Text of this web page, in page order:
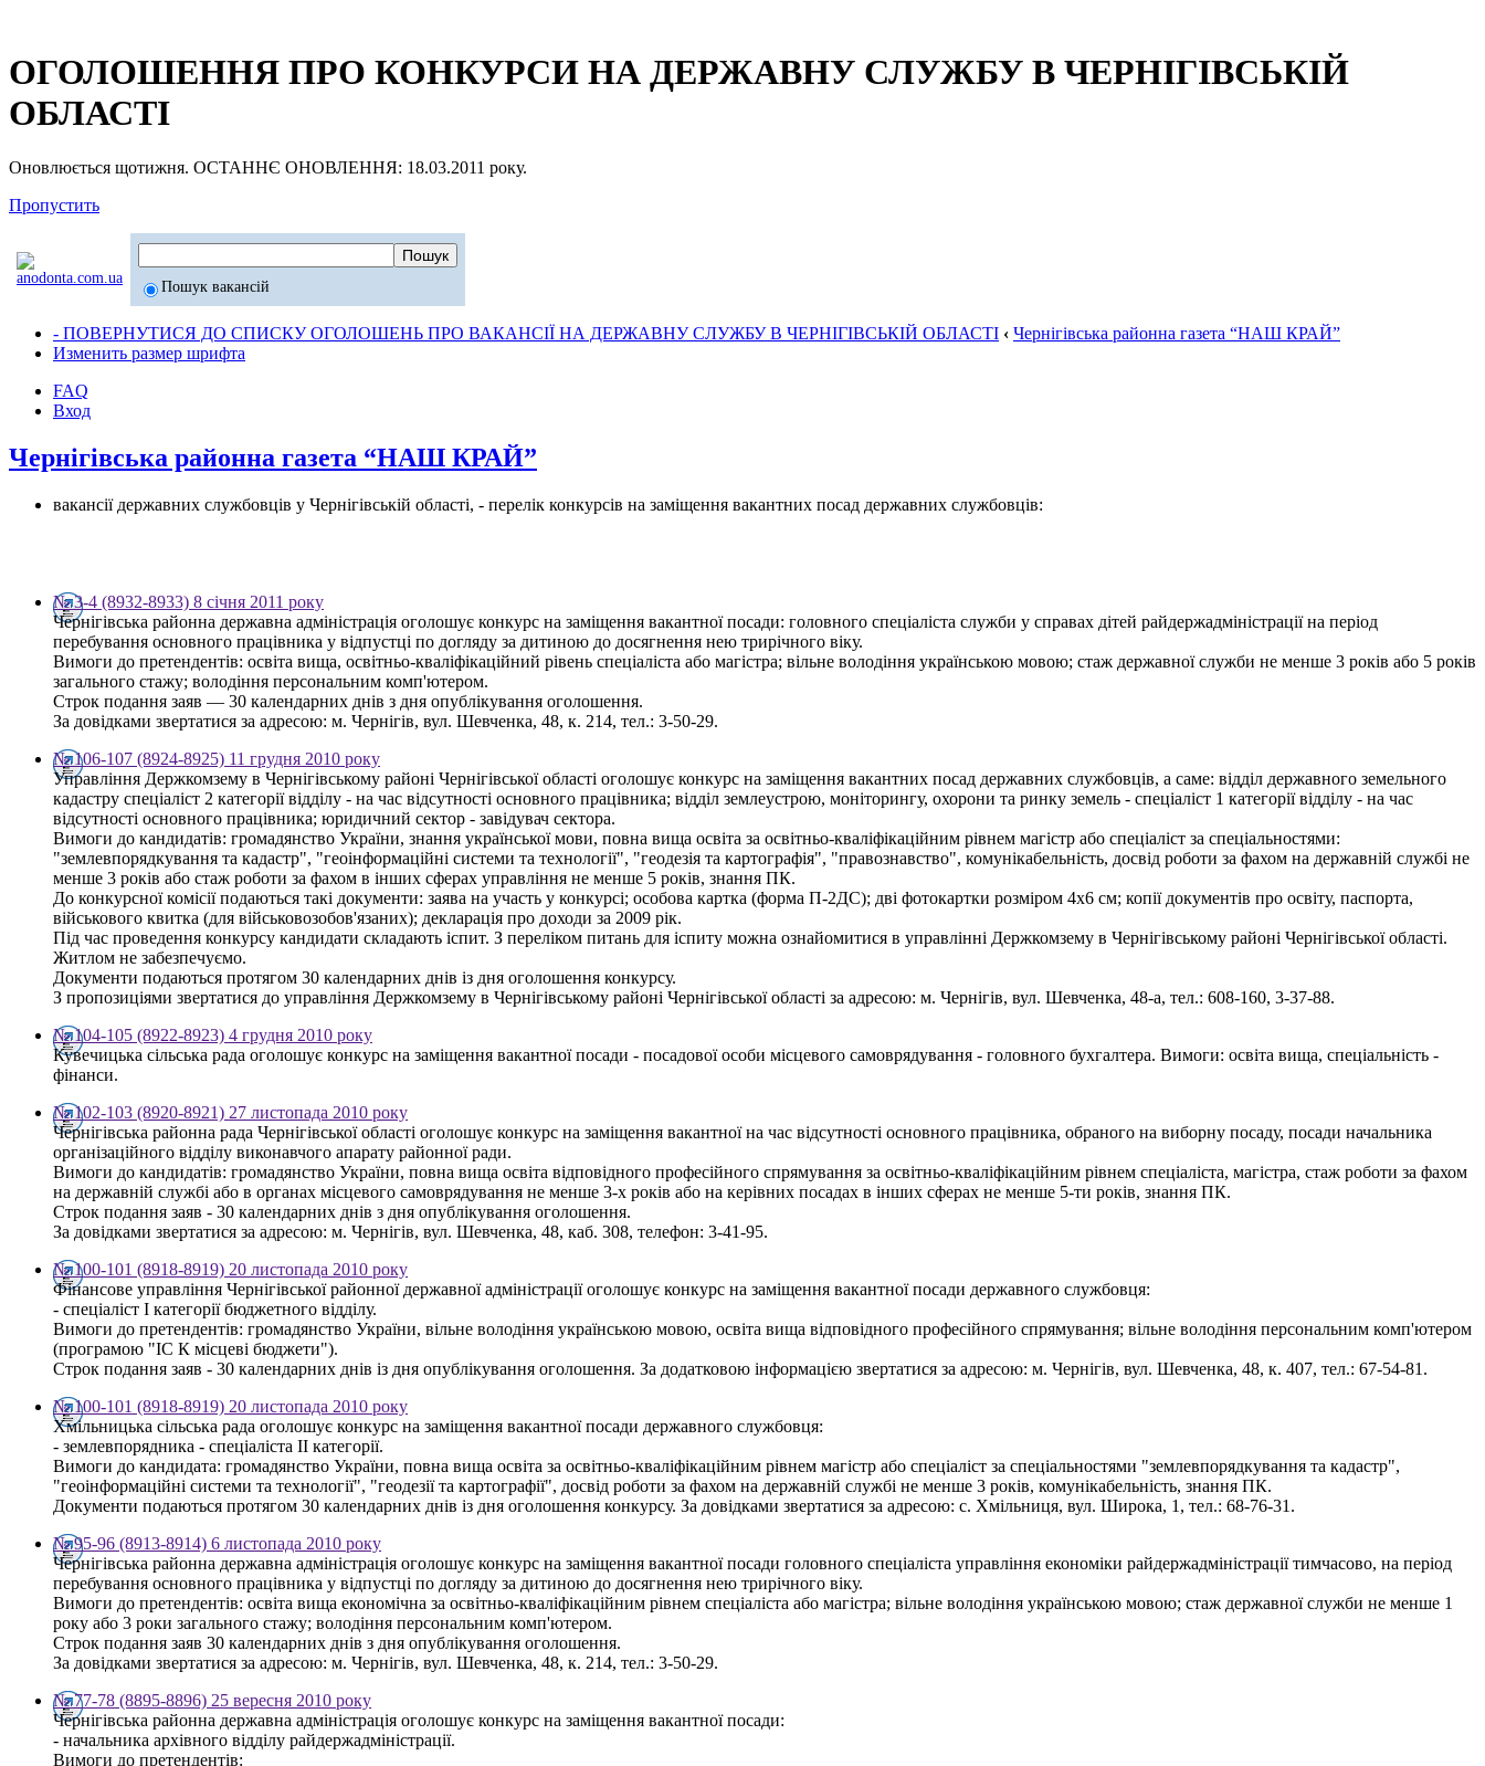
ОГОЛОШЕННЯ ПРО КОНКУРСИ НА ДЕРЖАВНУ СЛУЖБУ В ЧЕРНІГІВСЬКІЙ
ОБЛАСТІ
Оновлюється щотижня. ОСТАННЄ ОНОВЛЕННЯ: 18.03.2011 року.
Пропустить
Пошук вакансій
- ПОВЕРНУТИСЯ ДО СПИСКУ ОГОЛОШЕНЬ ПРО ВАКАНСІЇ НА ДЕРЖАВНУ СЛУЖБУ В ЧЕРНІГІВСЬКІЙ ОБЛАСТІ ‹ Чернігівська районна газета “НАШ КРАЙ”
Изменить размер шрифта
FAQ
Вход
Чернігівська районна газета “НАШ КРАЙ”
вакансії державних службовців у Чернігівській області, - перелік конкурсів на заміщення вакантних посад державних службовців:
№ 3-4 (8932-8933) 8 січня 2011 року
Чернігівська районна державна адміністрація оголошує конкурс на заміщення вакантної посади: головного спеціаліста служби у справах дітей райдержадміністрації на період
перебування основного працівника у відпустці по догляду за дитиною до досягнення нею трирічного віку.
Вимоги до претендентів: освіта вища, освітньо-кваліфікаційний рівень спеціаліста або магістра; вільне володіння українською мовою; стаж державної служби не менше 3 років або 5 років
загального стажу; володіння персональним комп'ютером.
Строк подання заяв — 30 календарних днів з дня опублікування оголошення.
За довідками звертатися за адресою: м. Чернігів, вул. Шевченка, 48, к. 214, тел.: 3-50-29.
№ 106-107 (8924-8925) 11 грудня 2010 року
Управління Держкомзему в Чернігівському районі Чернігівської області оголошує конкурс на заміщення вакантних посад державних службовців, а саме: відділ державного земельного
кадастру спеціаліст 2 категорії відділу - на час відсутності основного працівника; відділ землеустрою, моніторингу, охорони та ринку земель - спеціаліст 1 категорії відділу - на час
відсутності основного працівника; юридичний сектор - завідувач сектора.
Вимоги до кандидатів: громадянство України, знання української мови, повна вища освіта за освітньо-кваліфікаційним рівнем магістр або спеціаліст за спеціальностями:
"землевпорядкування та кадастр", "геоінформаційні системи та технології", "геодезія та картографія", "правознавство", комунікабельність, досвід роботи за фахом на державній службі не
менше 3 років або стаж роботи за фахом в інших сферах управління не менше 5 років, знання ПК.
До конкурсної комісії подаються такі документи: заява на участь у конкурсі; особова картка (форма П-2ДС); дві фотокартки розміром 4х6 см; копії документів про освіту, паспорта,
військового квитка (для військовозобов'язаних); декларація про доходи за 2009 рік.
Під час проведення конкурсу кандидати складають іспит. З переліком питань для іспиту можна ознайомитися в управлінні Держкомзему в Чернігівському районі Чернігівської області.
Житлом не забезпечуємо.
Документи подаються протягом 30 календарних днів із дня оголошення конкурсу.
З пропозиціями звертатися до управління Держкомзему в Чернігівському районі Чернігівської області за адресою: м. Чернігів, вул. Шевченка, 48-а, тел.: 608-160, 3-37-88.
№ 104-105 (8922-8923) 4 грудня 2010 року
Кувечицька сільська рада оголошує конкурс на заміщення вакантної посади - посадової особи місцевого самоврядування - головного бухгалтера. Вимоги: освіта вища, спеціальність -
фінанси.
№ 102-103 (8920-8921) 27 листопада 2010 року
Чернігівська районна рада Чернігівської області оголошує конкурс на заміщення вакантної на час відсутності основного працівника, обраного на виборну посаду, посади начальника
організаційного відділу виконавчого апарату районної ради.
Вимоги до кандидатів: громадянство України, повна вища освіта відповідного професійного спрямування за освітньо-кваліфікаційним рівнем спеціаліста, магістра, стаж роботи за фахом
на державній службі або в органах місцевого самоврядування не менше 3-х років або на керівних посадах в інших сферах не менше 5-ти років, знання ПК.
Строк подання заяв - 30 календарних днів з дня опублікування оголошення.
За довідками звертатися за адресою: м. Чернігів, вул. Шевченка, 48, каб. 308, телефон: 3-41-95.
№ 100-101 (8918-8919) 20 листопада 2010 року
Фінансове управління Чернігівської районної державної адміністрації оголошує конкурс на заміщення вакантної посади державного службовця:
- спеціаліст І категорії бюджетного відділу.
Вимоги до претендентів: громадянство України, вільне володіння українською мовою, освіта вища відповідного професійного спрямування; вільне володіння персональним комп'ютером
(програмою "ІС К місцеві бюджети").
Строк подання заяв - 30 календарних днів із дня опублікування оголошення. За додатковою інформацією звертатися за адресою: м. Чернігів, вул. Шевченка, 48, к. 407, тел.: 67-54-81.
№ 100-101 (8918-8919) 20 листопада 2010 року
Хмільницька сільська рада оголошує конкурс на заміщення вакантної посади державного службовця:
- землевпорядника - спеціаліста ІІ категорії.
Вимоги до кандидата: громадянство України, повна вища освіта за освітньо-кваліфікаційним рівнем магістр або спеціаліст за спеціальностями "землевпорядкування та кадастр",
"геоінформаційні системи та технології", "геодезії та картографії", досвід роботи за фахом на державній службі не менше 3 років, комунікабельність, знання ПК.
Документи подаються протягом 30 календарних днів із дня оголошення конкурсу. За довідками звертатися за адресою: с. Хмільниця, вул. Широка, 1, тел.: 68-76-31.
№ 95-96 (8913-8914) 6 листопада 2010 року
Чернігівська районна державна адміністрація оголошує конкурс на заміщення вакантної посади головного спеціаліста управління економіки райдержадміністрації тимчасово, на період
перебування основного працівника у відпустці по догляду за дитиною до досягнення нею трирічного віку.
Вимоги до претендентів: освіта вища економічна за освітньо-кваліфікаційним рівнем спеціаліста або магістра; вільне володіння українською мовою; стаж державної служби не менше 1
року або 3 роки загального стажу; володіння персональним комп'ютером.
Строк подання заяв 30 календарних днів з дня опублікування оголошення.
За довідками звертатися за адресою: м. Чернігів, вул. Шевченка, 48, к. 214, тел.: 3-50-29.
№ 77-78 (8895-8896) 25 вересня 2010 року
Чернігівська районна державна адміністрація оголошує конкурс на заміщення вакантної посади:
- начальника архівного відділу райдержадміністрації.
Вимоги до претендентів: